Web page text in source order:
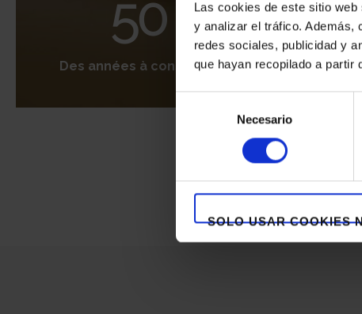
Las cookies de este sitio
y analizar el tráfico. Además,
redes sociales, publicidad y
que hayan recopilado a partir
consentimiento
Necesario
SOLO USAR COOKIES
Des années à construire Accueil